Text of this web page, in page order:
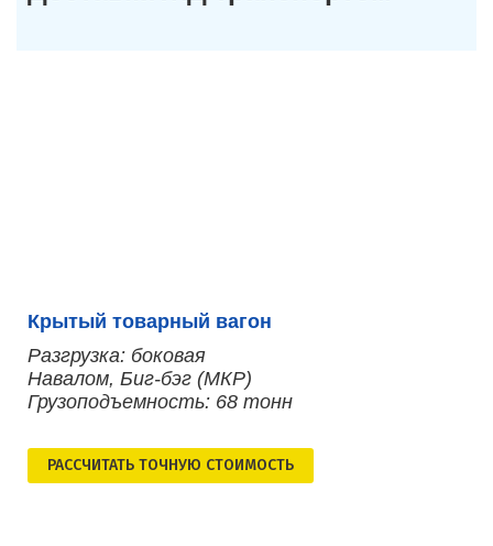
Крытый товарный вагон
Разгрузка: боковая
Навалом, Биг-бэг (МКР)
Грузоподъемность: 68 тонн
РАСCЧИТАТЬ ТОЧНУЮ СТОИМОСТЬ